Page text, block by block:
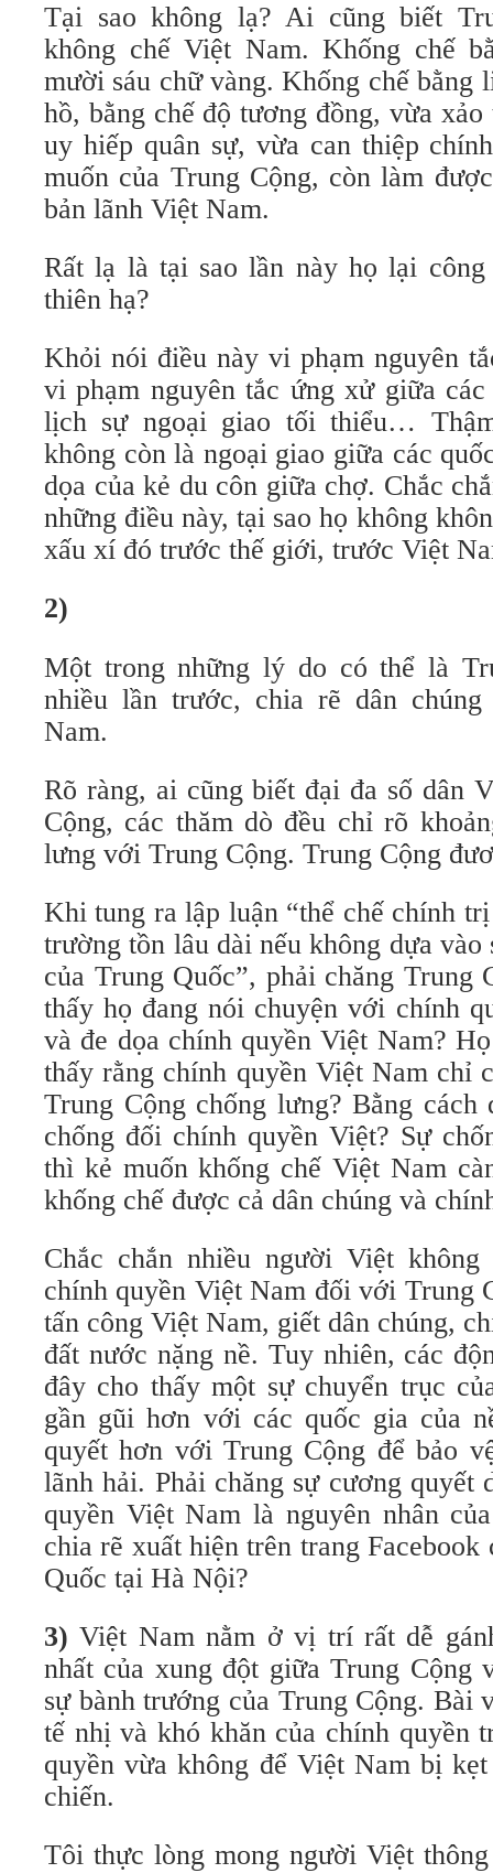
Tại sao không lạ? Ai cũng biết
không chế Việt Nam. Khống chế
mười sáu chữ vàng. Khống chế bằng
hồ, bằng chế độ tương đồng, vừa
uy hiếp quân sự, vừa can thiệp
muốn của Trung Cộng, còn làm
bản lãnh Việt Nam.
Rất lạ là tại sao lần này họ lại
thiên hạ?
Khỏi nói điều này vi phạm nguyên
vi phạm nguyên tắc ứng xử giữa
lịch sự ngoại giao tối thiểu…
không còn là ngoại giao giữa các
dọa của kẻ du côn giữa chợ. Chắc
những điều này, tại sao họ không
xấu xí đó trước thế giới, trước Việt
2)
Một trong những lý do có thể là
nhiều lần trước, chia rẽ dân
Nam.
Rõ ràng, ai cũng biết đại đa số dân
Cộng, các thăm dò đều chỉ rõ
lưng với Trung Cộng. Trung Cộng
Khi tung ra lập luận “thể chế chính
trường tồn lâu dài nếu không dựa
của Trung Quốc”, phải chăng Trung
thấy họ đang nói chuyện với chính
và đe dọa chính quyền Việt Nam?
thấy rằng chính quyền Việt Nam chỉ
Trung Cộng chống lưng? Bằng
chống đối chính quyền Việt? Sự
thì kẻ muốn khống chế Việt Nam
khống chế được cả dân chúng và
Chắc chắn nhiều người Việt
chính quyền Việt Nam đối với Trung
tấn công Việt Nam, giết dân chúng,
đất nước nặng nề. Tuy nhiên, các
đây cho thấy một sự chuyển trục
gần gũi hơn với các quốc gia của
quyết hơn với Trung Cộng để bảo
lãnh hải. Phải chăng sự cương quyết
quyền Việt Nam là nguyên nhân
chia rẽ xuất hiện trên trang Facebook
Quốc tại Hà Nội?
3) Việt Nam nằm ở vị trí rất dễ
nhất của xung đột giữa Trung Cộng
sự bành trướng của Trung Cộng. Bài
tế nhị và khó khăn của chính quyền
quyền vừa không để Việt Nam bị
chiến.
Tôi thực lòng mong người Việt